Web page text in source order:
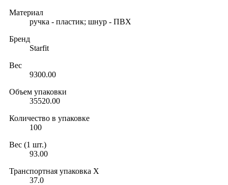
Материал
ручка - пластик; шнур - ПВХ
Бренд
Starfit
Вес
9300.00
Объем упаковки
35520.00
Количество в упаковке
100
Вес (1 шт.)
93.00
Транспортная упаковка X
37.0